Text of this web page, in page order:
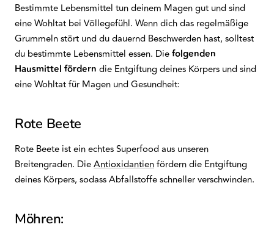
Bestimmte Lebensmittel tun deinem Magen gut und sind
eine Wohltat bei Völlegefühl. Wenn dich das regelmäßige
Grummeln stört und du dauernd Beschwerden hast, solltest
du bestimmte Lebensmittel essen. Diefolgenden
Hausmittel fördern die Entgiftung deines Körpers und sind
eine Wohltat für Magen und Gesundheit:
Rote Beete
Rote Beete ist ein echtes Superfood aus unseren
Breitengraden. DieAntioxidantienfördern die Entgiftung
deines Körpers, sodass Abfallstoffe schneller verschwinden.
Möhren: